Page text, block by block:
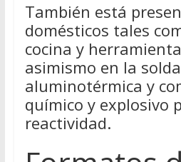
También está
domésticos tales
cocina y
asimismo en la
aluminotérmica y
químico y explosivo
reactividad.